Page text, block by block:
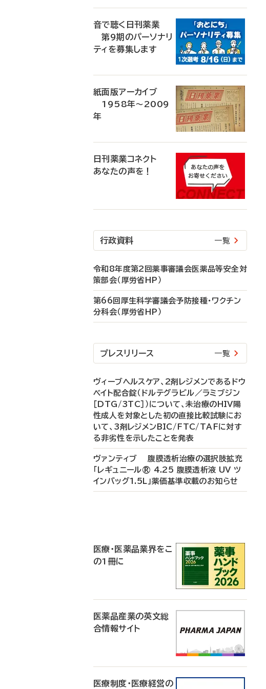
音で聴く日刊薬業
第9期のパーソナリ
ティを募集します
紙面版アーカイブ
1958年～2009
年
日刊薬業コネクト
あなたの声を！
行政資料 一覧
令和8年度第2回薬事審議会医薬品等安全対
策部会（厚労省HP）
第66回厚生科学審議会予防接種・ワクチン
分科会（厚労省HP）
プレスリリース 一覧
ヴィーブヘルスケア、2剤レジメンであるドウ
ベイト配合錠（ドルテグラビル／ラミブジン
［DTG/3TC］）について、未治療のHIV陽
性成人を対象とした初の直接比較試験にお
いて、3剤レジメンBIC/FTC/TAFに対す
る非劣性を示したことを発表
ヴァンティブ 腹膜透析治療の選択肢拡充
「レギュニール® 4.25 腹膜透析液 UV ツ
インバッグ1.5L」薬価基準収載のお知らせ
医療・医薬品業界をこ
の1冊に
医薬品産業の英文総
合情報サイト
医療制度・医療経営の